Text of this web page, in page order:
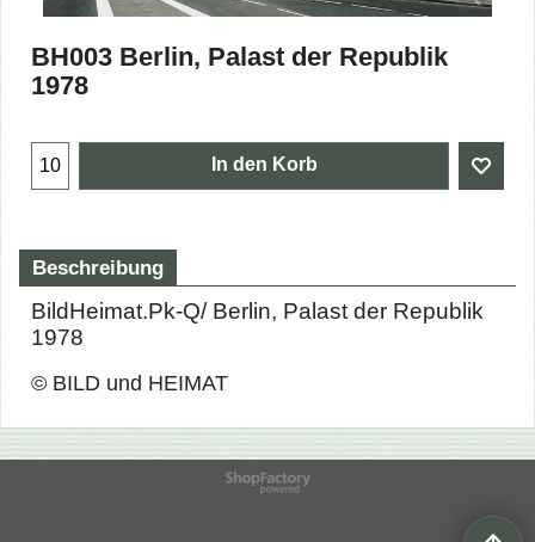
BH003 Berlin, Palast der Republik
1978
In den Korb
Beschreibung
BildHeimat.Pk-Q/ Berlin, Palast der Republik
1978
© BILD und HEIMAT
WebShop erstellt mit
ShopFactory Shop